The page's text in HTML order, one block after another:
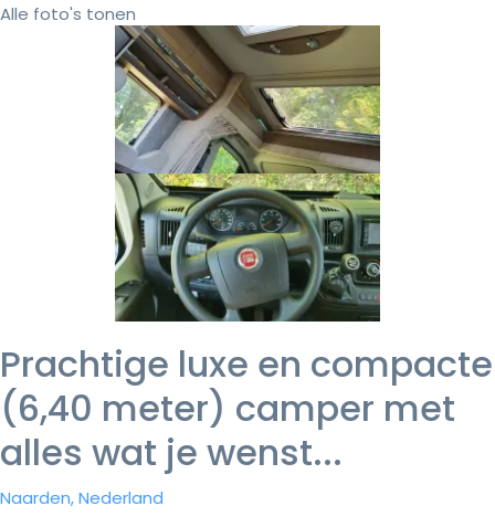
Alle foto's tonen
Prachtige luxe en compacte
(6,40 meter) camper met
alles wat je wenst...
Naarden, Nederland